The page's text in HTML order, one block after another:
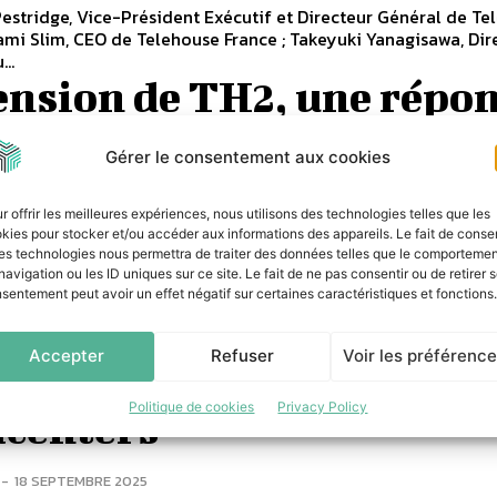
Gérer le consentement aux cookies
offrir les meilleures expériences, nous utilisons des technologies telles que les
pour stocker et/ou accéder aux informations des appareils. Le fait de
technologies nous permettra de traiter des données telles que le
ou les ID uniques sur ce site. Le fait de ne pas consentir ou de retirer
peut avoir un effet négatif sur certaines caractéristiques et fonctions.
Accepter Refuser Voir les
Politique de cookies Privacy Policy
Vice-Président Exécutif et Directeur Général de
Slim, CEO de Telehouse France ; Takeyuki Yanagisawa,
de TH2, une
de densité et de
- 15 JANVIER 2026
annonce l’inauguration d’un nouvel étage IT au sein
historique TH2 Paris Voltaire, offrant 600 kW de puissance
vs inférence :
IA, deux besoins, deux
- 18 SEPTEMBRE 2025